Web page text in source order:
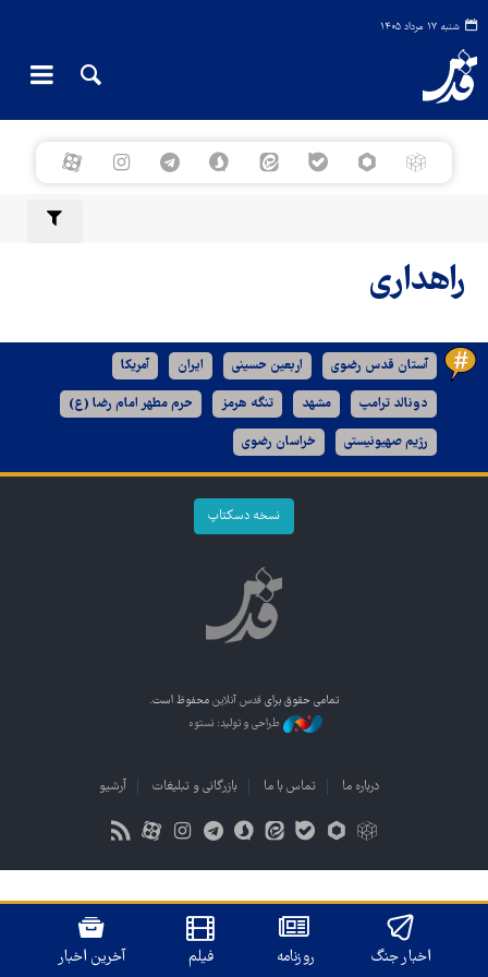
شنبه ۱۷ مرداد ۱۴۰۵
راهداری
آستان قدس رضوی اربعین حسینی ایران آمریکا
دونالد ترامپ مشهد تنگه هرمز حرم مطهر امام رضا (ع)
رژیم صهیونیستی خراسان رضوی
نسخه دسکتاپ
تمامی حقوق برای قدس آنلاین محفوظ است.
طراحی و تولید: نستوه
درباره ما تماس با ما بازرگانی و تبلیغات آرشیو
اخبار جنگ روزنامه فیلم آخرین اخبار